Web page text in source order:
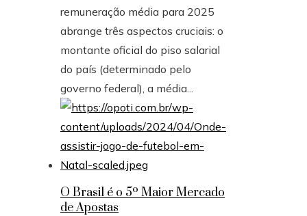
remuneração média para 2025
abrange três aspectos cruciais: o
montante oficial do piso salarial
do país (determinado pelo
governo federal), a média...
O Brasil é o 5º Maior Mercado
de Apostas